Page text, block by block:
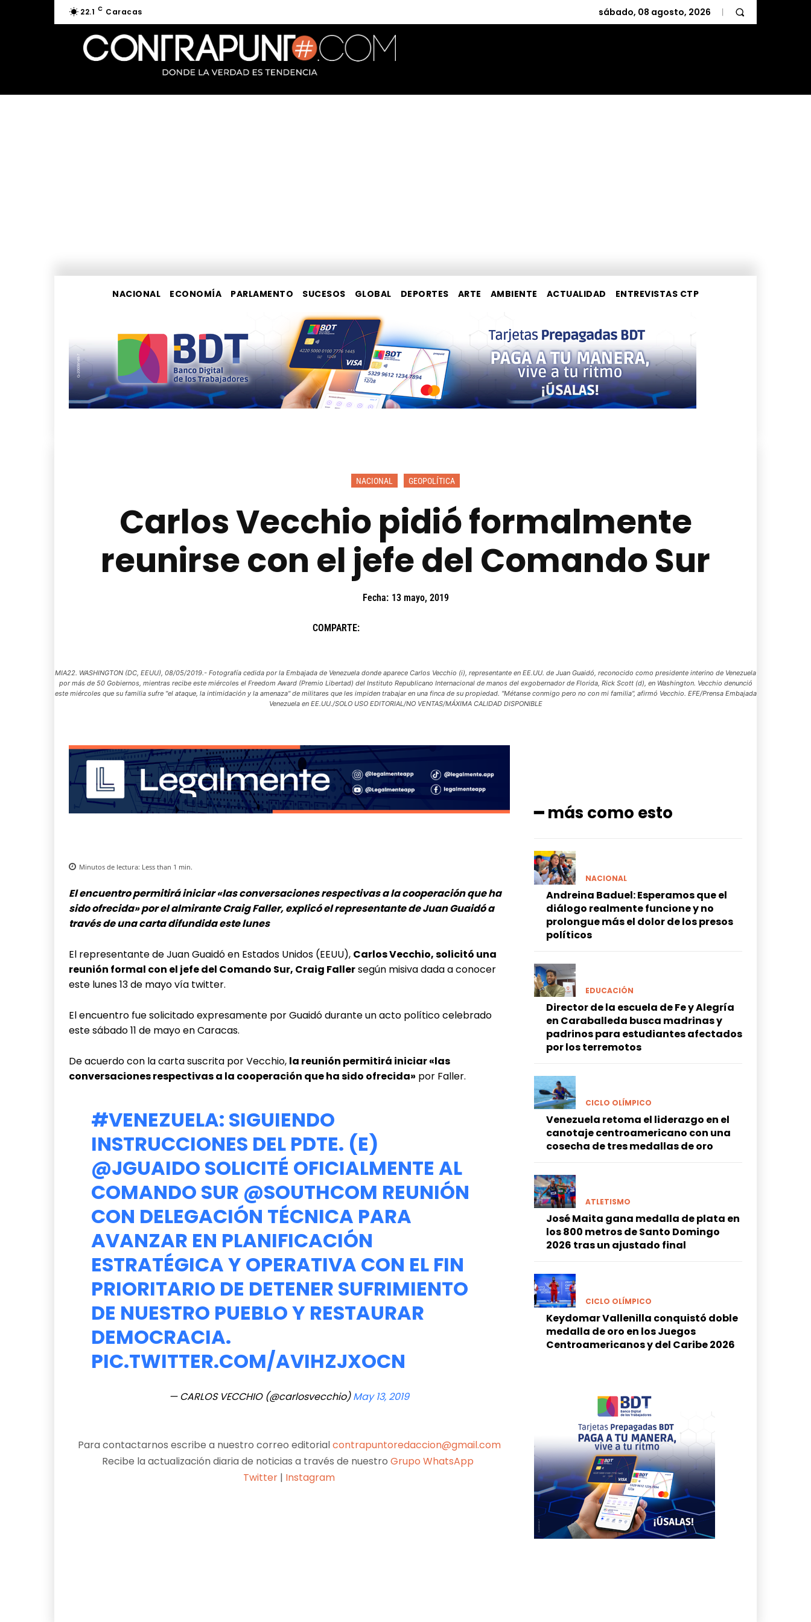
22.1 C Caracas sábado, 08 agosto, 2026
NACIONAL ECONOMÍA PARLAMENTO SUCESOS GLOBAL DEPORTES ARTE AMBIENTE ACTUALIDAD ENTREVISTAS CTP
NACIONAL GEOPOLÍTICA
Carlos Vecchio pidió formalmente
reunirse con el jefe del Comando Sur
Fecha: 13 mayo, 2019
COMPARTE:
MIA22. WASHINGTON (DC, EEUU), 08/05/2019.- Fotografía cedida por la Embajada de Venezuela donde aparece Carlos Vecchio (i), representante en EE.UU. de Juan Guaidó, reconocido como presidente interino de Venezuela
por más de 50 Gobiernos, mientras recibe este miércoles el Freedom Award (Premio Libertad) del Instituto Republicano Internacional de manos del exgobernador de Florida, Rick Scott (d), en Washington. Vecchio denunció
este miércoles que su familia sufre "el ataque, la intimidación y la amenaza" de militares que les impiden trabajar en una finca de su propiedad. "Métanse conmigo pero no con mi familia", afirmó Vecchio. EFE/Prensa Embajada
Venezuela en EE.UU./SOLO USO EDITORIAL/NO VENTAS/MÁXIMA CALIDAD DISPONIBLE
Minutos de lectura: Less than 1 min.
El encuentro permitirá iniciar «las conversaciones respectivas a la cooperación que ha
sido ofrecida» por el almirante Craig Faller, explicó el representante de Juan Guaidó a
través de una carta difundida este lunes
El representante de Juan Guaidó en Estados Unidos (EEUU), Carlos Vecchio, solicitó una
reunión formal con el jefe del Comando Sur, Craig Fallersegún misiva dada a conocer
este lunes 13 de mayo vía twitter.
El encuentro fue solicitado expresamente por Guaidó durante un acto político celebrado
este sábado 11 de mayo en Caracas.
De acuerdo con la carta suscrita por Vecchio, la reunión permitirá iniciar «las
conversaciones respectivas a la cooperación que ha sido ofrecida» por Faller.
#VENEZUELA: SIGUIENDO
INSTRUCCIONES DEL PDTE. (E)
@JGUAIDO SOLICITÉ OFICIALMENTE AL
COMANDO SUR @SOUTHCOM REUNIÓN
CON DELEGACIÓN TÉCNICA PARA
AVANZAR EN PLANIFICACIÓN
ESTRATÉGICA Y OPERATIVA CON EL FIN
PRIORITARIO DE DETENER SUFRIMIENTO
DE NUESTRO PUEBLO Y RESTAURAR
DEMOCRACIA.
PIC.TWITTER.COM/AVIHZJXOCN
— CARLOS VECCHIO (@carlosvecchio)May 13, 2019
Para contactarnos escribe a nuestro correo editorialcontrapuntoredaccion@gmail.com
Recibe la actualización diaria de noticias a través de nuestroGrupo WhatsApp
Twitter | Instagram
━ más como esto
NACIONAL
Andreina Baduel: Esperamos que el
diálogo realmente funcione y no
prolongue más el dolor de los presos
políticos
EDUCACIÓN
Director de la escuela de Fe y Alegría
en Caraballeda busca madrinas y
padrinos para estudiantes afectados
por los terremotos
CICLO OLÍMPICO
Venezuela retoma el liderazgo en el
canotaje centroamericano con una
cosecha de tres medallas de oro
ATLETISMO
José Maita gana medalla de plata en
los 800 metros de Santo Domingo
2026 tras un ajustado final
CICLO OLÍMPICO
Keydomar Vallenilla conquistó doble
medalla de oro en los Juegos
Centroamericanos y del Caribe 2026